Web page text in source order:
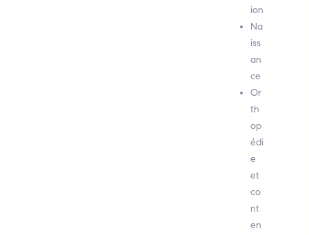
ion
Na
iss
an
ce
Or
th
op
édi
e
et
co
nt
en